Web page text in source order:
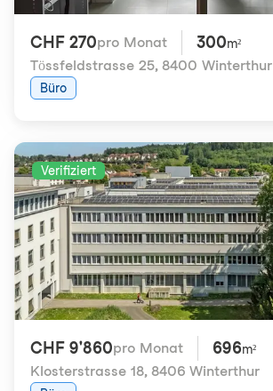
CHF 270pro Monat 300m²
Tössfeldstrasse 25, 8400 Winterthur
Büro
Verifiziert
CHF 9'860pro Monat 696m²
Klosterstrasse 18, 8406 Winterthur